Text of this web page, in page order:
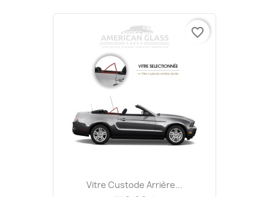
Vitre Custode Arrière...
favorite_border